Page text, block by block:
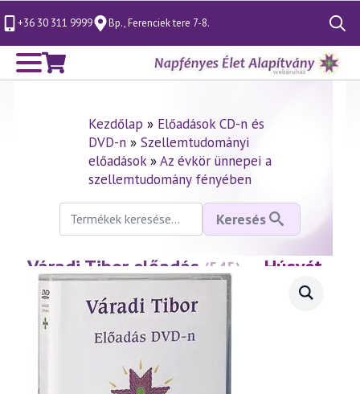
+36 30 311 9999 Bp., Ferenciek tere 7-8.
Search
for:
Kezdőlap » Előadások CD-n és
DVD-n» Szellemtudományi
előadások»Az évkör ünnepei a
szellemtudomány fényében
Keresés
következőre:
Keresés
Váradi Tibor előadás (545)
— Húsvét
misztériuma
(2010.04.02.)